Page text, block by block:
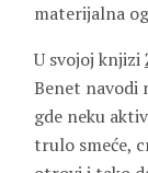
materijalna
U svojoj knjizi
Benet navodi
gde neku
trulo smeće,